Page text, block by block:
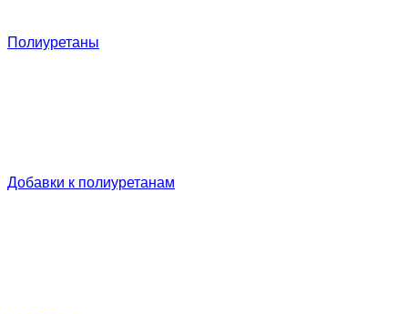
Полиуретаны
Добавки к полиуретанам